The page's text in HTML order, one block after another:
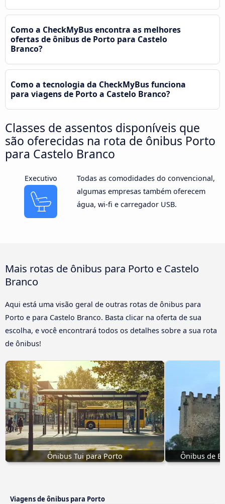
Como a CheckMyBus encontra as melhores
ofertas de ônibus de Porto para Castelo
Branco?
Como a tecnologia da CheckMyBus funciona
para viagens de Porto a Castelo Branco?
Classes de assentos disponíveis que
são oferecidas na rota de ônibus Porto
para Castelo Branco
Executivo
Todas as comodidades do convencional,
algumas empresas também oferecem
água, wi-fi e carregador USB.
Mais rotas de ônibus para Porto e Castelo
Branco
Aqui está uma visão geral de outras rotas de ônibus para
Porto e para Castelo Branco. Basta clicar na oferta de sua
escolha, e você encontrará todos os detalhes sobre a sua rota
de ônibus!
Ônibus Tui para Porto Ônibus de
Viagens de ônibus para Porto